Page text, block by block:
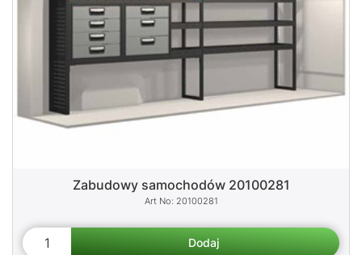
Zabudowy samochodów 20100281
20100281